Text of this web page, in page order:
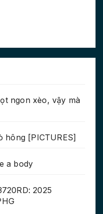
ngon xèo, vậy mà
hông [PICTURES]
a body
2025